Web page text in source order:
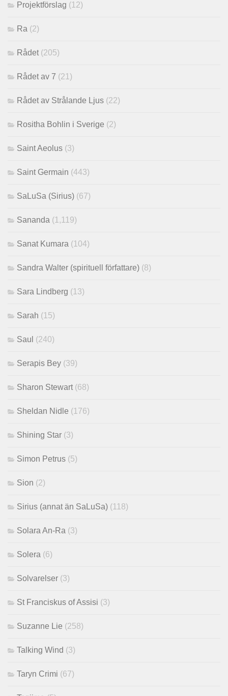
Projektförslag (12)
Ra (2)
Rådet(205)
Rådet av 7 (21)
Rådet av Strålande Ljus (22)
Rositha Bohlin i Sverige (2)
Saint Aeolus (3)
Saint Germain (443)
SaLuSa (Sirius) (67)
Sananda (1,119)
Sanat Kumara (104)
Sandra Walter (spirituell författare) (8)
Sara Lindberg (13)
Sarah (15)
Saul (240)
Serapis Bey (39)
Sharon Stewart(68)
Sheldan Nidle (176)
Shining Star (3)
Simon Petrus (5)
Sion (2)
Sirius (annat än SaLuSa) (118)
Solara An-Ra (3)
Solera (6)
Solvarelser (3)
St Franciskus of Assisi (3)
Suzanne Lie (258)
Talking Wind (3)
Taryn Crimi (67)